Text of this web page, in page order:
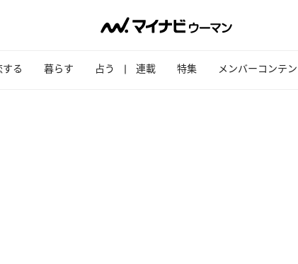
する 暮らす 占う 連載 特集 メンバーコンテ